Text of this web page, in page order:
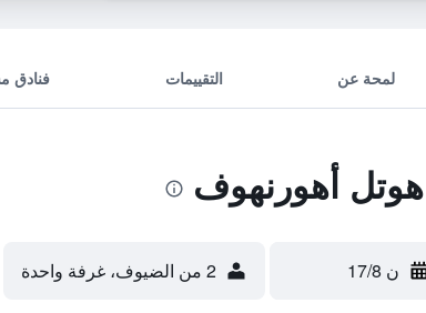
لمحة عن التقييمات فنادق
أهورنهوف
ن 17/8 2 من الضيوف، غرفة واحدة